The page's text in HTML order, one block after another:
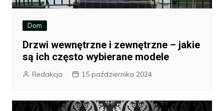
Dom
Drzwi wewnętrzne i zewnętrzne – jakie
są ich często wybierane modele
Redakcja 15 października 2024